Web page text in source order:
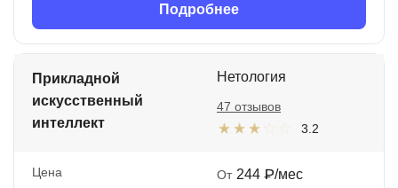
Подробнее
Прикладной
искусственный
интеллект
Нетология
3.2
47 отзывов
Цена От 244 ₽/мес